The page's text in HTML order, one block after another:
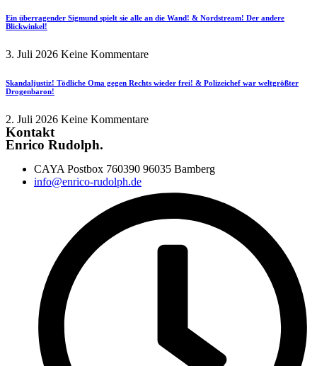
Ein überragender Sigmund spielt sie alle an die Wand! & Nordstream! Der andere
Blickwinkel!
3. Juli 2026 Keine Kommentare
Skandaljustiz! Tödliche Oma gegen Rechts wieder frei! & Polizeichef war weltgrößter
Drogenbaron!
2. Juli 2026 Keine Kommentare
Kontakt
Enrico Rudolph.
CAYA Postbox 760390 96035 Bamberg
info@enrico-rudolph.de